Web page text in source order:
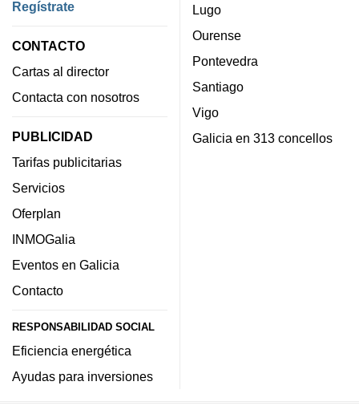
Regístrate
CONTACTO
Cartas al director
Contacta con nosotros
PUBLICIDAD
Tarifas publicitarias
Servicios
Oferplan
INMOGalia
Eventos en Galicia
Contacto
RESPONSABILIDAD SOCIAL
Eficiencia energética
Ayudas para inversiones
Lugo
Ourense
Pontevedra
Santiago
Vigo
Galicia en 313 concellos